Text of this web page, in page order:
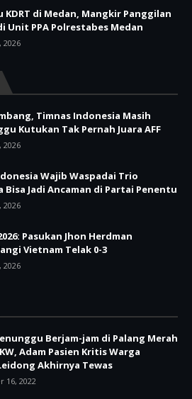
KDRT di Medan, Mangkir Panggilan
Unit PPA Polrestabes Medan
2026
Timnas Indonesia Masih
Kutukan Tak Pernah Juara AFF
2026
Wajib Waspadai Trio
Bisa Jadi Ancaman di Partai Penentu
2026
Pasukan Jhon Herdman
Vietnam Telak 0-3
2026
Berjam-jam di Palang Merah
Adam Pasien Kritis Warga
Akhirnya Tewas
16, 2022